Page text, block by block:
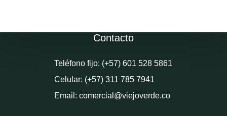
Contacto
Teléfono fijo: (+57) 601 528 5861
Celular: (+57) 311 785 7941
Email: comercial@viejoverde.co